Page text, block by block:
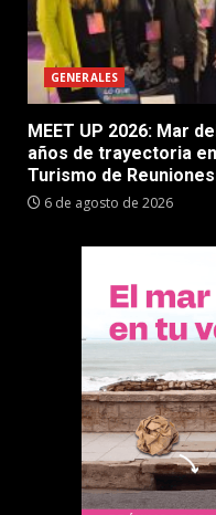
GENERALES
MEET UP 2026: Mar
años de trayectoria
Turismo de Reuniones
6 de agosto de 2026